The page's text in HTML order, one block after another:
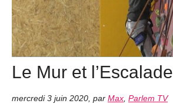
Le Mur et l’Escalade
mercredi 3 juin 2020 par Max Parlem TV